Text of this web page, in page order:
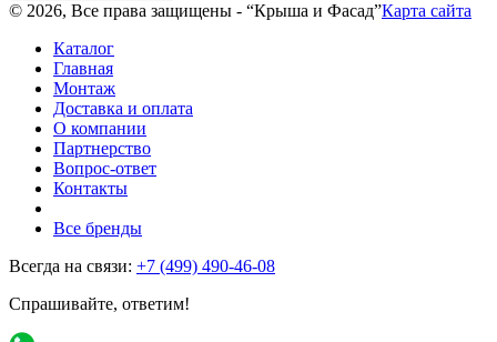
© 2026, Все права защищены - “Крыша и Фасад”Карта сайта
Каталог
Главная
Монтаж
Доставка и оплата
О компании
Партнерство
Вопрос-ответ
Контакты
Все бренды
Всегда на связи: +7 (499) 490-46-08
Спрашивайте, ответим!